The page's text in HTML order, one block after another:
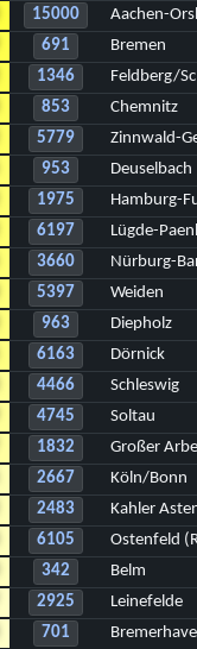
15000
Aachen-
691
Bremen
1346
Feldberg/
853
Chemnitz
5779
Zinnwald-
953
Deuselbach
1975
Hamburg-
6197
Lügde-
3660
Nürburg-
5397
Weiden
963
Diepholz
6163
Dörnick
4466
Schleswig
4745
Soltau
1832
Großer
2667
Köln/Bonn
2483
Kahler
6105
Ostenfeld
342
Belm
2925
Leinefelde
701